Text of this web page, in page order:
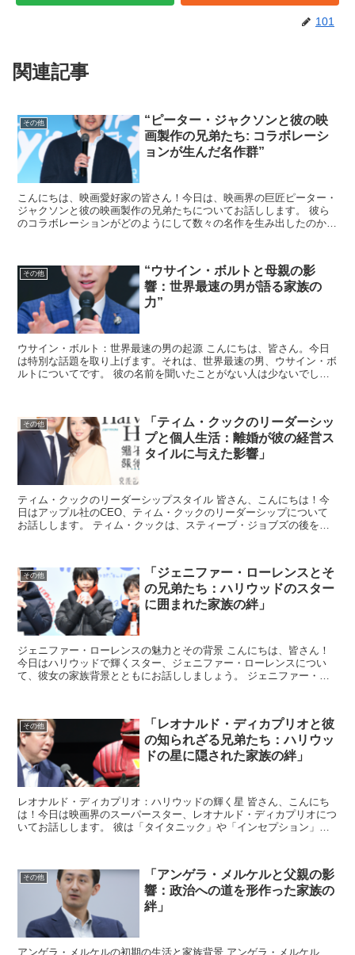
101
関連記事
その他
“ピーター・ジャクソンと彼の映
画製作の兄弟たち: コラボレーシ
ョンが生んだ名作群”
こんにちは、映画愛好家の皆さん！今日は、映画界の巨匠ピーター・
ジャクソンと彼の映画製作の兄弟たちについてお話しします。 彼ら
のコラボレーションがどのようにして数々の名作を生み出したのか、
その他
“ウサイン・ボルトと母親の影
響：世界最速の男が語る家族の
力”
ウサイン・ボルト：世界最速の男の起源 こんにちは、皆さん。今日
は特別な話題を取り上げます。それは、世界最速の男、ウサイン・ボ
ルトについてです。 彼の名前を聞いたことがない人は少ないでしょ
その他
「ティム・クックのリーダーシッ
プと個人生活：離婚が彼の経営ス
タイルに与えた影響」
ティム・クックのリーダーシップスタイル 皆さん、こんにちは！今
日はアップル社のCEO、ティム・クックのリーダーシップについて
お話しします。 ティム・クックは、スティーブ・ジョブズの後を継
その他
「ジェニファー・ローレンスとそ
の兄弟たち：ハリウッドのスター
に囲まれた家族の絆」
ジェニファー・ローレンスの魅力とその背景 こんにちは、皆さん！
今日はハリウッドで輝くスター、ジェニファー・ローレンスについ
て、彼女の家族背景とともにお話ししましょう。 ジェニファー・ロ
その他
「レオナルド・ディカプリオと彼
の知られざる兄弟たち：ハリウッ
ドの星に隠された家族の絆」
レオナルド・ディカプリオ：ハリウッドの輝く星 皆さん、こんにち
は！今日は映画界のスーパースター、レオナルド・ディカプリオにつ
いてお話しします。 彼は「タイタニック」や「インセプション」、
その他
「アンゲラ・メルケルと父親の影
響：政治への道を形作った家族の
絆」
アンゲラ・メルケルの初期の生活と家族背景 アンゲラ・メルケル